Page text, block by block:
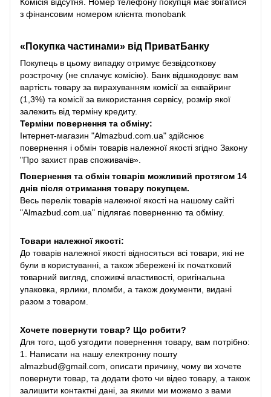
Комісія відсутня. Номер телефону покупця має збігатися
з фінансовим номером клієнта monobank
«Покупка частинами» від ПриватБанку
Покупець в цьому випадку отримує безвідсоткову
розстрочку (не сплачує комісію). Банк відшкодовує вам
вартість товару за вирахуванням комісії за еквайринг
(1,3%) та комісії за використання сервісу, розмір якої
залежить від терміну кредиту.
Терміни повернення та обміну:
Інтернет-магазин "Almazbud.com.ua" здійснює
повернення і обмін товарів належної якості згідно Закону
"Про захист прав споживачів».
Повернення та обмін товарів можливий протягом 14
днів після отримання товару покупцем.
Весь перелік товарів належної якості на нашому сайті
"Almazbud.com.ua" підлягає поверненню та обміну.
Товари належної якості:
До товарів належної якості відносяться всі товари, які не
були в користуванні, а також збережені їх початковий
товарний вигляд, споживчі властивості, оригінальна
упаковка, ярлики, пломби, а також документи, видані
разом з товаром.
Хочете повернути товар? Що робити?
Для того, щоб узгодити повернення товару, вам потрібно:
1. Написати на нашу електронну пошту
almazbud@gmail.com, описати причину, чому ви хочете
повернути товар, та додати фото чи відео товару, а також
залишити контактні дані, за якими ми можемо з вами